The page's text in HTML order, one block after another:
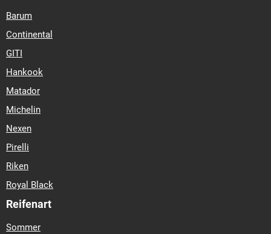
Barum
Continental
GITI
Hankook
Matador
Michelin
Nexen
Pirelli
Riken
Royal Black
Reifenart
Sommer